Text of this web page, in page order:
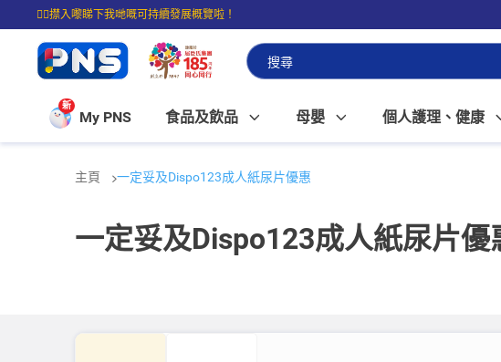
☝🏼㩒入嚟睇下我哋嘅可持續發展概覽啦！
⭐購物滿$399即享免費送貨；滿$100即可免費店取。
新
My PNS 食品及飲品 母嬰 個人護理、健康
主頁 一定妥及Dispo123成人紙尿片優惠
一定妥及Dispo123成人紙尿片優